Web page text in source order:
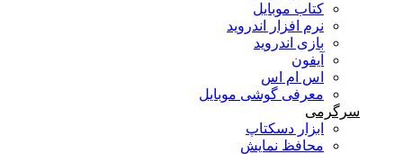
کتاب موبایل
نرم افزار اندروید
بازی اندروید
آیفون
اس ام اس
معرفی گوشی موبایل
سرگرمی
ابزار دسکتاپ
محافظ نمایش